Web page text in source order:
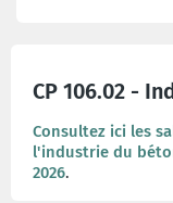
CP 106.02 -
Consultez ici les
l'industrie du
2026.